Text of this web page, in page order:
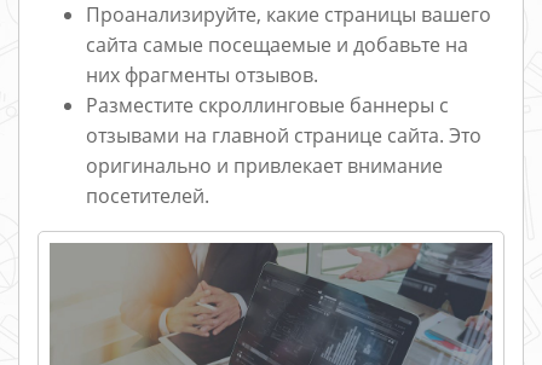
Проанализируйте, какие страницы вашего
сайта самые посещаемые и добавьте на
них фрагменты отзывов.
Разместите скроллинговые баннеры с
отзывами на главной странице сайта. Это
оригинально и привлекает внимание
посетителей.